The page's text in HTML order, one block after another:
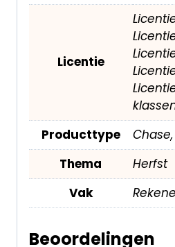
Licentie
Producttype
Thema
Herfst
Vak
Beoordelingen